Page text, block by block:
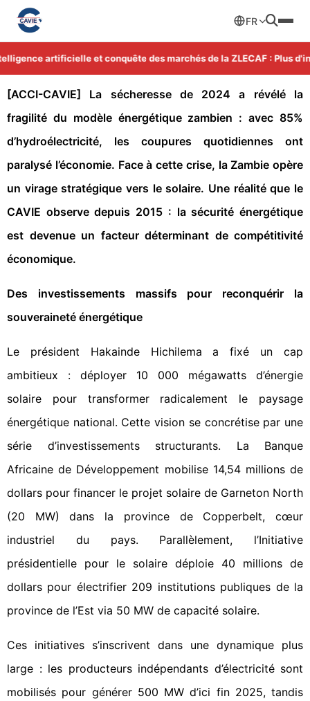
artificielle et conquête des marchés de la ZLECAF : Plus
FR
[ACCI-CAVIE] La sécheresse de 2024 a révélé la
fragilité du modèle énergétique zambien : avec 85%
d’hydroélectricité, les coupures quotidiennes ont
paralysé l’économie. Face à cette crise, la Zambie opère
un virage stratégique vers le solaire. Une réalité que le
CAVIE observe depuis 2015 : la sécurité énergétique
est devenue un facteur déterminant de compétitivité
économique.
Des investissements massifs pour reconquérir la
souveraineté énergétique
Le président Hakainde Hichilema a fixé un cap
ambitieux : déployer 10 000 mégawatts d’énergie
solaire pour transformer radicalement le paysage
énergétique national. Cette vision se concrétise par une
série d’investissements structurants. La Banque
Africaine de Développement mobilise 14,54 millions de
dollars pour financer le projet solaire de Garneton North
(20 MW) dans la province de Copperbelt, cœur
industriel du pays. Parallèlement, l’Initiative
présidentielle pour le solaire déploie 40 millions de
dollars pour électrifier 209 institutions publiques de la
province de l’Est via 50 MW de capacité solaire.
Ces initiatives s’inscrivent dans une dynamique plus
large : les producteurs indépendants d’électricité sont
mobilisés pour générer 500 MW d’ici fin 2025, tandis